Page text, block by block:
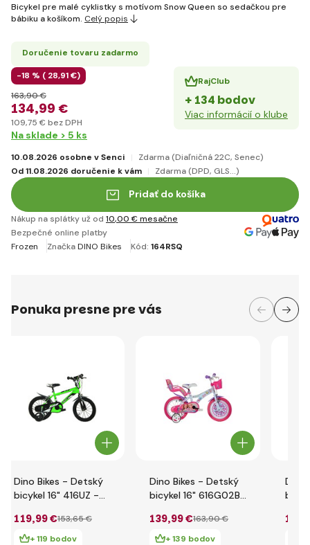
Bicykel pre malé cyklistky s motívom Snow Queen so sedačkou pre
bábiku a košíkom. Celý popis
Doručenie tovaru zadarmo
-18 % ( 28,91 €)
134,99 €
163,90 €
109,75 € bez DPH
RajClub
+ 134 bodov
Viac informácií o klube
Na sklade > 5 ks
10.08.2026 osobne v Senci Zdarma(Diaľničná 22C, Senec)
Od 11.08.2026 doručenie k vám
Zdarma(DPD, GLS...)
Pridať do košíka
Nákup na splátky už od 10,00 €mesačne
Bezpečné online platby
Frozen
ZnačkaDINO Bikes Kód: 164RSQ
Ponuka presne pre vás
Dino Bikes - Detský
bicykel 16" 416UZ -
119,99 €153,65 €
+ 119 bodov
Dino Bikes - Detský
bicykel 16" 616G02BA
139,99 €163,90 €
+ 139 bodov
Dino
122